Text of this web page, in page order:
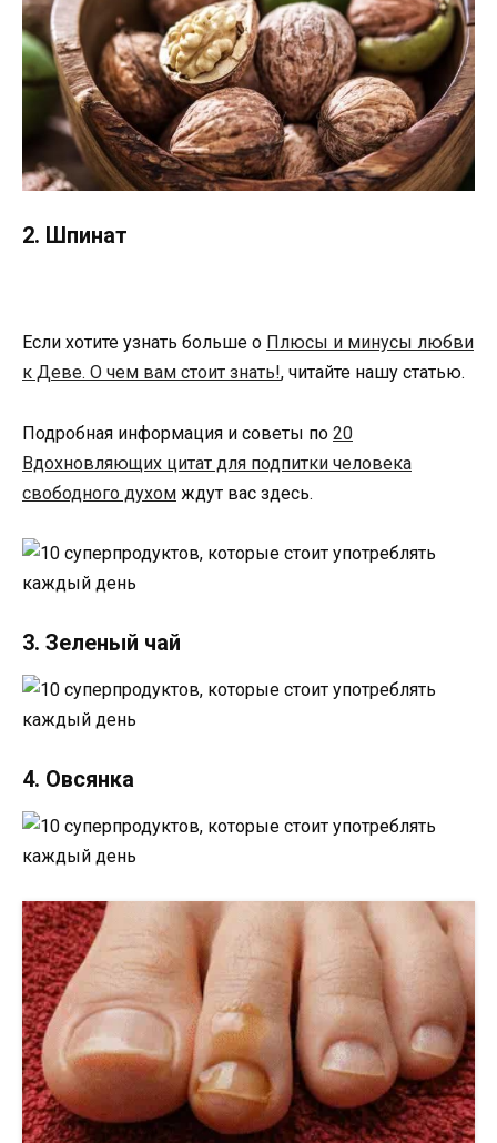
2. Шпинат
Если хотите узнать больше о Плюсы и минусы любви
к Деве. О чем вам стоит знать!, читайте нашу статью.
Подробная информация и советы по 20
Вдохновляющих цитат для подпитки человека
свободного духом ждут вас здесь.
3. Зеленый чай
4. Овсянка